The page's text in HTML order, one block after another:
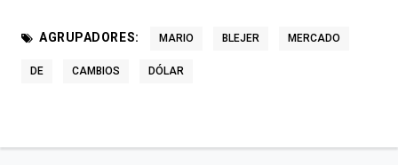
AGRUPADORES: MARIO BLEJER MERCADO
DE CAMBIOS DÓLAR